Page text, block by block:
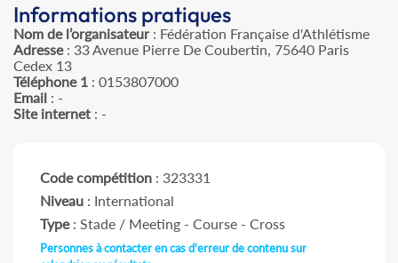
Informations pratiques
Nom de l’organisateur: Fédération Française d'Athlétisme
Adresse: 33 Avenue Pierre De Coubertin, 75640 Paris
Cedex 13
Téléphone 1 : 0153807000
Email : -
Site internet : -
Code compétition : 323331
Niveau : International
Type: Stade / Meeting - Course - Cross
Personnes à contacter en cas d'erreur de contenu sur